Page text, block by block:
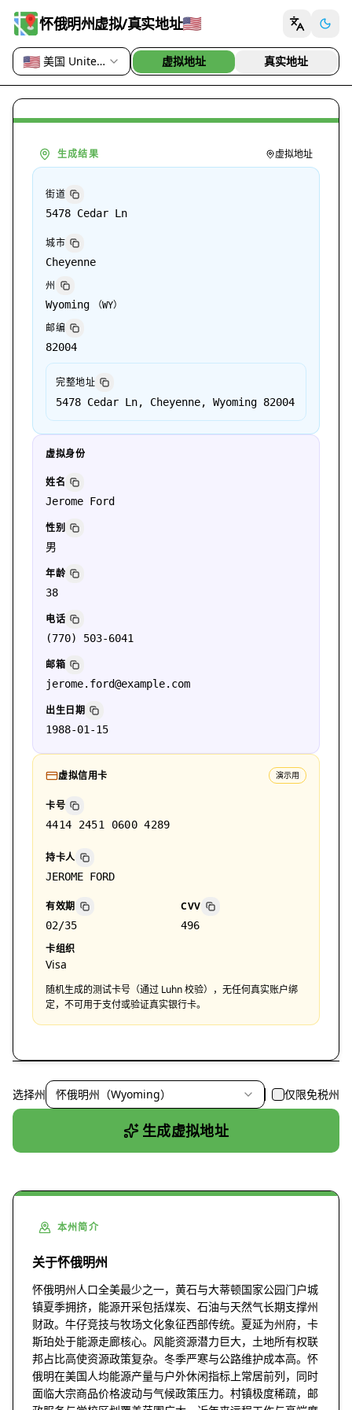
怀俄明州虚拟/真实地址🇺🇸
国家或地区
🇺🇸 美国 United States 虚拟地址 真实地址
生成结果 虚拟地址
街道
5478 Cedar Ln
城市
Cheyenne
州
Wyoming （WY）
邮编
82004
完整地址
5478 Cedar Ln, Cheyenne, Wyoming 82004
虚拟身份
姓名
Jerome Ford
性别
男
年龄
38
电话
(770) 503-6041
邮箱
jerome.ford@example.com
出生日期
1988-01-15
虚拟信用卡 演示用
卡号
4414 2451 0600 4289
持卡人
JEROME FORD
有效期
02/35
CVV
496
卡组织
Visa
随机生成的测试卡号（通过 Luhn 校验），无任何真实账户绑
定，不可用于支付或验证真实银行卡。
选择州 怀俄明州（Wyoming） 仅限免税州
生成虚拟地址
本州简介
关于怀俄明州
怀俄明州人口全美最少之一，黄石与大蒂顿国家公园门户城
镇夏季拥挤，能源开采包括煤炭、石油与天然气长期支撑州
财政。牛仔竞技与牧场文化象征西部传统。夏延为州府，卡
斯珀处于能源走廊核心。风能资源潜力巨大，土地所有权联
邦占比高使资源政策复杂。冬季严寒与公路维护成本高。怀
俄明在美国人均能源产量与户外休闲指标上常居前列，同时
面临大宗商品价格波动与气候政策压力。村镇极度稀疏，邮